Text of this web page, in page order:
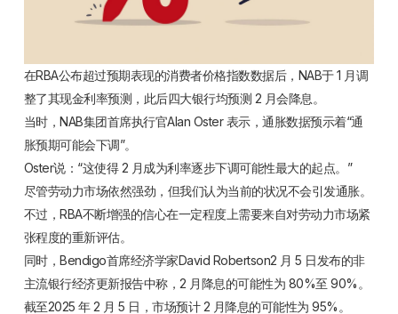
在RBA公布超过预期表现的消费者价格指数数据后，NAB于 1 月调
整了其现金利率预测，此后四大银行均预测 2 月会降息。
当时，NAB集团首席执行官Alan Oster 表示，通胀数据预示着“通
胀预期可能会下调”。
Oster说：“这使得 2 月成为利率逐步下调可能性最大的起点。”
尽管劳动力市场依然强劲，但我们认为当前的状况不会引发通胀。
不过，RBA不断增强的信心在一定程度上需要来自对劳动力市场紧
张程度的重新评估。
同时，Bendigo首席经济学家David Robertson2 月 5 日发布的非
主流银行经济更新报告中称，2 月降息的可能性为 80%至 90%。
截至2025 年 2 月 5 日，市场预计 2 月降息的可能性为 95%。